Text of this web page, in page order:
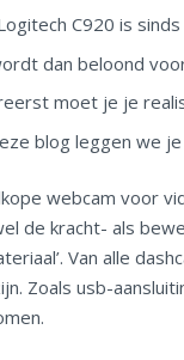
C920 is
dan beloond
moet je je
blog leggen we
webcam voor
de kracht- als
Van alle
Zoals usb-